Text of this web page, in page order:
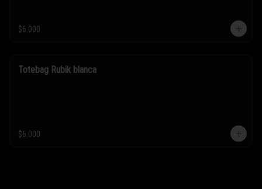
$6.000
Totebag Rubik blanca
$6.000